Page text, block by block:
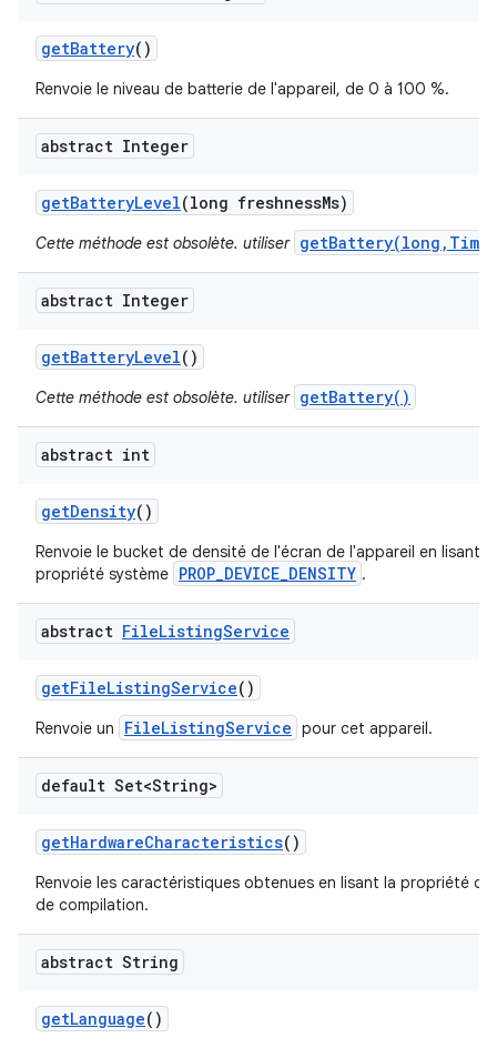
getBattery()
Renvoie le niveau de batterie de l'appareil, de 0 à 100 %.
abstract Integer
getBatteryLevel(long freshnessMs)
Cette méthode est obsolète. utiliser
abstract Integer
getBatteryLevel()
Cette méthode est obsolète. utiliser getBattery()
abstract int
getDensity()
Renvoie le bucket de densité de l'écran de l'appareil en lisant
propriété système PROP_DEVICE_DENSITY .
abstract FileListingService
getFileListingService()
Renvoie un FileListingService pour cet appareil.
default Set<String>
getHardwareCharacteristics()
Renvoie les caractéristiques obtenues en lisant la propriété
de compilation.
abstract String
getLanguage()